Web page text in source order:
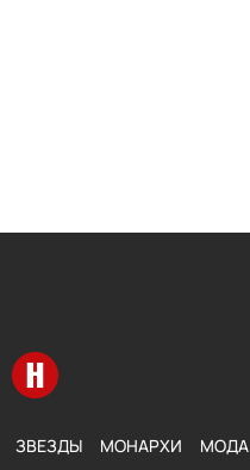
Перейти на главную
ЗВЕЗДЫ МОНАРХИ МОДА